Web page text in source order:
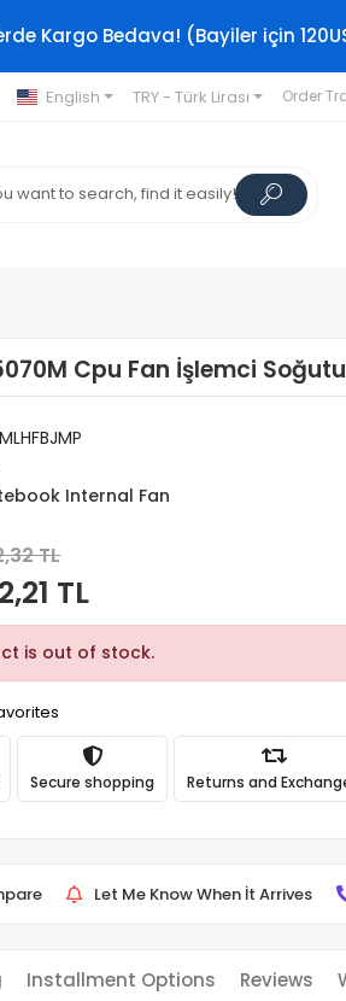
Kargo Bedava! (Bayiler için
English TRY - Türk Lirası Order
Cpu Fan İşlemci
Internal Fan
TL
TL
is out of stock.
Secure shopping Returns and
Let Me Know When İt Arrives
Installment Options Reviews